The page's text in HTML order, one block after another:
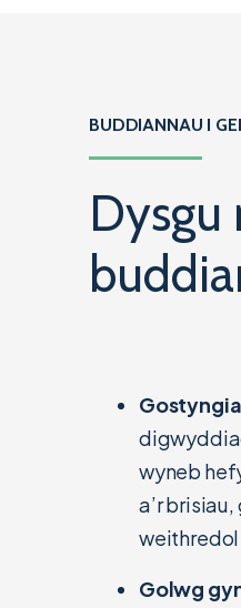
BUDDIANNAU I
wyneb
a’r
weithredol
Golwg